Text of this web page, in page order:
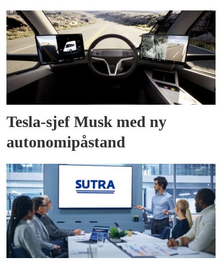
Tesla-sjef Musk med ny
autonomipåstand